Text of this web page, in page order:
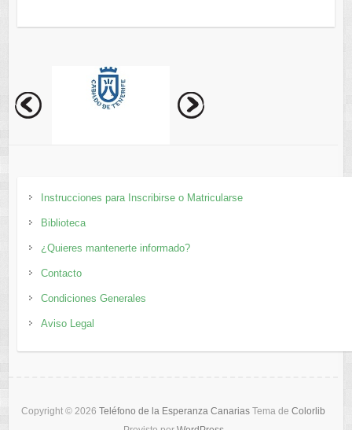
Instrucciones para Inscribirse o Matricularse
Biblioteca
¿Quieres mantenerte informado?
Contacto
Condiciones Generales
Aviso Legal
Copyright © 2026Teléfono de la Esperanza Canarias Tema deColorlib